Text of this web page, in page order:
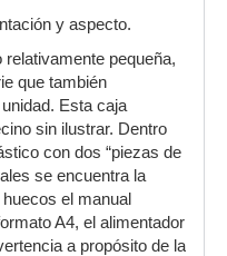
y aspecto.
pequeña,
que también
Esta caja
sin ilustrar. Dentro
con dos “piezas de
se encuentra la
el manual
A4, el alimentador
a propósito de la